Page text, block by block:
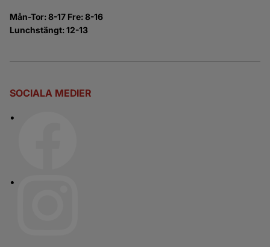
Mån-Tor: 8-17 Fre: 8-16
Lunchstängt: 12-13
SOCIALA MEDIER